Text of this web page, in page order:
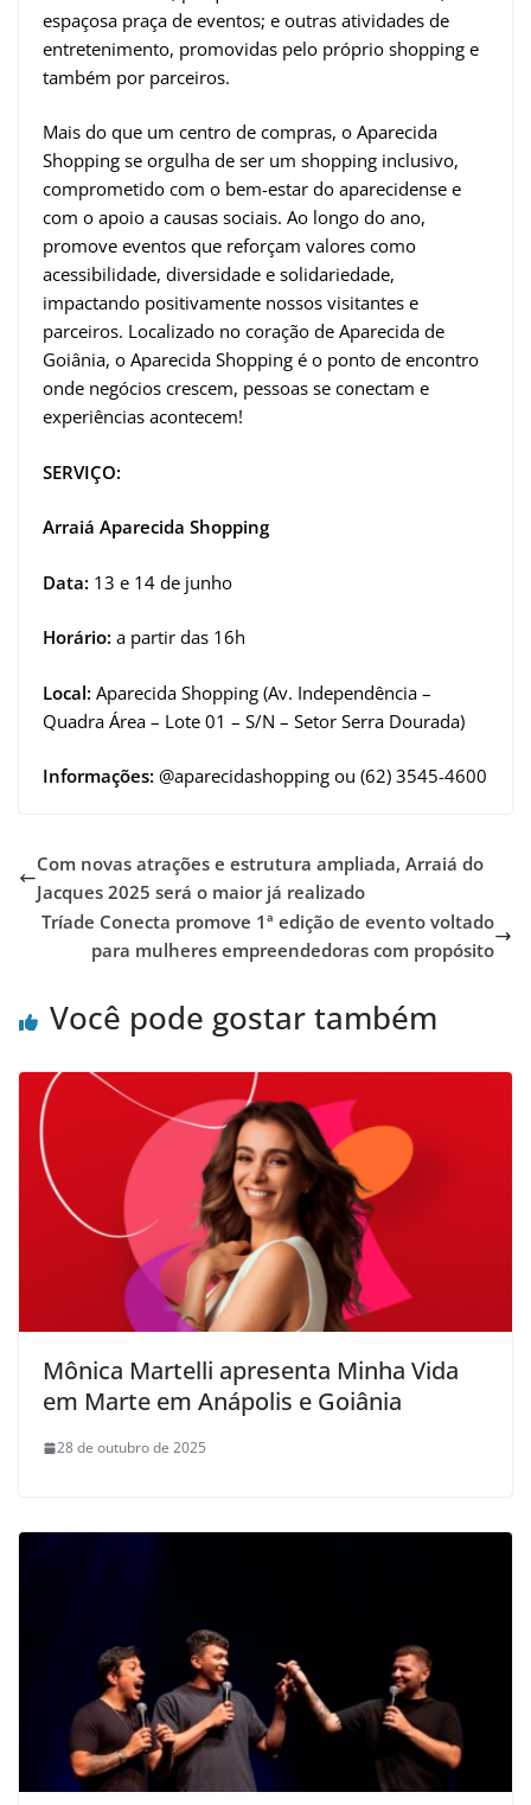
espaçosa praça de eventos; e outras atividades de
entretenimento, promovidas pelo próprio shopping e
também por parceiros.
Mais do que um centro de compras, o Aparecida
Shopping se orgulha de ser um shopping inclusivo,
comprometido com o bem-estar do aparecidense e
com o apoio a causas sociais. Ao longo do ano,
promove eventos que reforçam valores como
acessibilidade, diversidade e solidariedade,
impactando positivamente nossos visitantes e
parceiros. Localizado no coração de Aparecida de
Goiânia, o Aparecida Shopping é o ponto de encontro
onde negócios crescem, pessoas se conectam e
experiências acontecem!
SERVIÇO:
Arraiá Aparecida Shopping
Data: 13 e 14 de junho
Horário: a partir das 16h
Local: Aparecida Shopping (Av. Independência –
Quadra Área – Lote 01 – S/N – Setor Serra Dourada)
Informações: @aparecidashopping ou (62) 3545-4600
Com novas atrações e estrutura ampliada, Arraiá do
Jacques 2025 será o maior já realizado
Tríade Conecta promove 1ª edição de evento voltado
para mulheres empreendedoras com propósito
Você pode gostar também
Mônica Martelli apresenta Minha Vida
em Marte em Anápolis e Goiânia
28 de outubro de 2025